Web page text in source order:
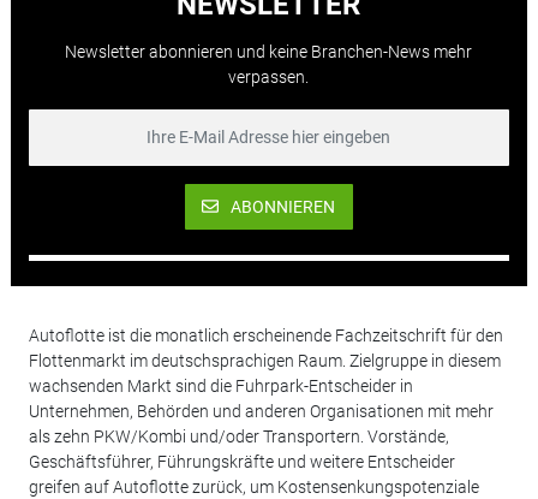
Newsletter abonnieren und keine Branchen-News mehr
verpassen.
ABONNIEREN
Autoflotte ist die monatlich erscheinende Fachzeitschrift für den
Flottenmarkt im deutschsprachigen Raum. Zielgruppe in diesem
wachsenden Markt sind die Fuhrpark-Entscheider in
Unternehmen, Behörden und anderen Organisationen mit mehr
als zehn PKW/Kombi und/oder Transportern. Vorstände,
Geschäftsführer, Führungskräfte und weitere Entscheider
greifen auf Autoflotte zurück, um Kostensenkungspotenziale